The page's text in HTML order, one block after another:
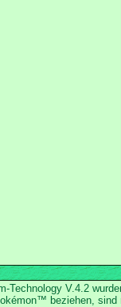
Technology V.4.2
beziehen, sind